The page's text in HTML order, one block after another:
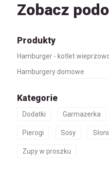
Zobacz
Produkty
Hamburger - kotlet
Hamburgery domowe
Kategorie
Dodatki Garmażerka
Pierogi Sosy
Zupy w proszku